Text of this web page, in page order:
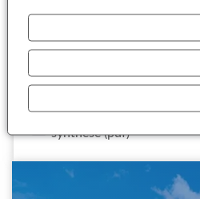
sites ruraux - Rapport de
Le suivi de la composition
particules
Télécharger la fiche de
synthèse (pdf)